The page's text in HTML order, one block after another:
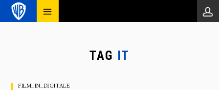
TAG IT
FILM_IN_DIGITALE